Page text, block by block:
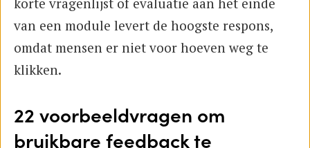
van een module levert de hoogste respons,
omdat mensen er niet voor hoeven weg te
klikken.
22 voorbeeldvragen om
bruikbare feedback te